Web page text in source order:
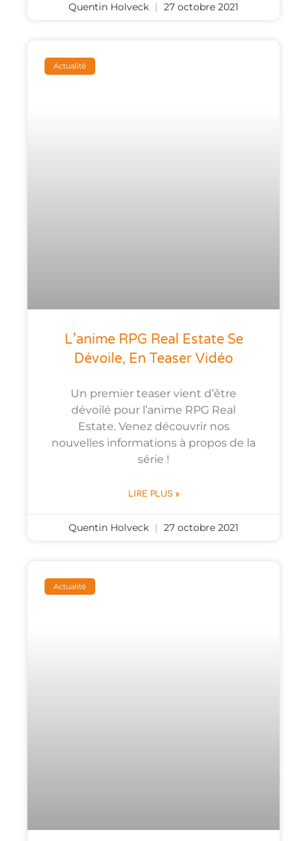
Quentin Holveck 27 octobre 2021
Actualité
L’anime RPG Real Estate Se
Dévoile, En Teaser Vidéo
Un premier teaser vient d’être
dévoilé pour l’anime RPG Real
Estate. Venez découvrir nos
nouvelles informations à propos de la
série !
LIRE PLUS »
Quentin Holveck 27 octobre 2021
Actualité